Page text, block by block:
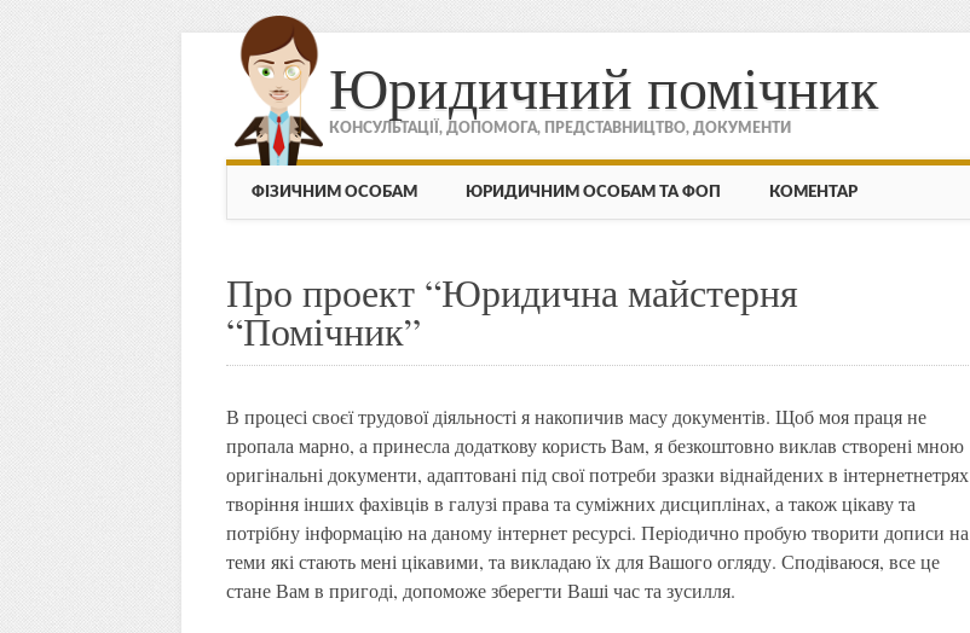
Юридичний помічник
КОНСУЛЬТАЦІЇ, ДОПОМОГА, ПРЕДСТАВНИЦТВО, ДОКУМЕНТИ
МЕНЮ
Skip to content
ФІЗИЧНИМ ОСОБАМ ЮРИДИЧНИМ ОСОБАМ ТА ФОП КОМЕНТАР
Про проект “Юридична майстерня
“Помічник”
В процесі своєї трудової діяльності я накопичив масу документів. Щоб моя праця не
пропала марно, а принесла додаткову користь Вам, я безкоштовно виклав створені мною
оригінальні документи, адаптовані під свої потреби зразки віднайдених в інтернетнетрях
творіння інших фахівців в галузі права та суміжних дисциплінах, а також цікаву та
потрібну інформацію на даному інтернет ресурсі. Періодично пробую творити дописи на
теми які стають мені цікавими, та викладаю їх для Вашого огляду. Сподіваюся, все це
стане Вам в пригоді, допоможе зберегти Ваші час та зусилля.